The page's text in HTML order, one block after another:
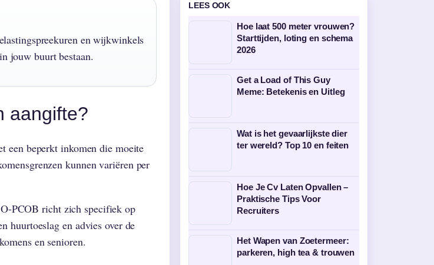
en wijkwinkels
jouw buurt bestaan.
aangifte?
een beperkt inkomen die moeite
kunnen variëren per
PCOB richt zich specifiek op
huurtoeslag en advies over de
en senioren.
LEES OOK
Hoe laat 500 meter vrouwen?
Starttijden, loting en schema
2026
Get a Load of This Guy
Meme: Betekenis en Uitleg
Wat is het gevaarlijkste dier
ter wereld? Top 10 en feiten
Hoe Je Cv Laten Opvallen –
Praktische Tips Voor
Recruiters
Het Wapen van Zoetermeer:
parkeren, high tea & trouwen